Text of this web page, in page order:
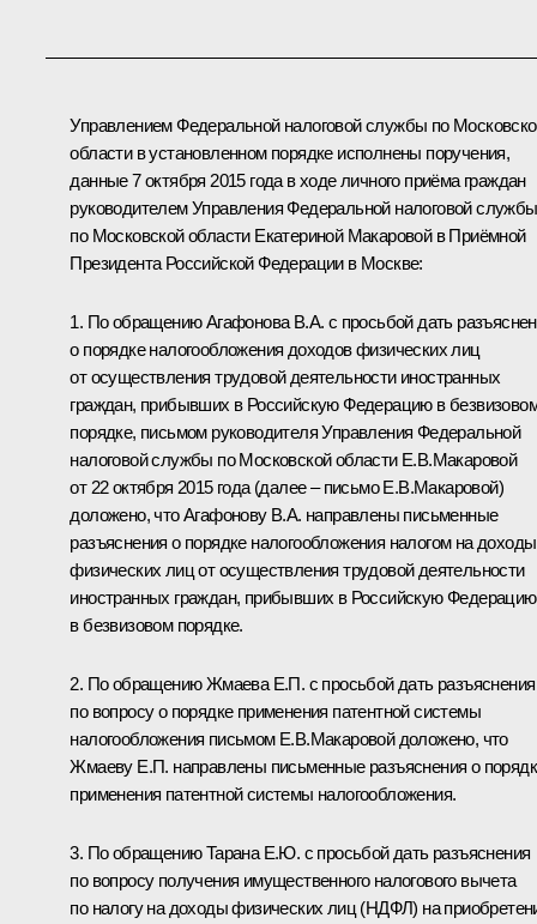
Управлением Федеральной налоговой службы по
области в установленном порядке исполнены поручения,
данные 7 октября 2015 года в ходе личного приёма граждан
руководителем Управления Федеральной налоговой службы
по Московской области Екатериной Макаровой в Приёмной
Президента Российской Федерации в Москве:
1. По обращению Агафонова В.А. с просьбой дать
о порядке налогообложения доходов физических лиц
от осуществления трудовой деятельности иностранных
граждан, прибывших в Российскую Федерацию в
порядке, письмом руководителя Управления Федеральной
налоговой службы по Московской области Е.В.Макаровой
от 22 октября 2015 года (далее – письмо Е.В.Макаровой)
доложено, что Агафонову В.А. направлены письменные
разъяснения о порядке налогообложения налогом на доходы
физических лиц от осуществления трудовой деятельности
иностранных граждан, прибывших в Российскую Федерацию
в безвизовом порядке.
2. По обращению Жмаева Е.П. с просьбой дать разъяснения
по вопросу о порядке применения патентной системы
налогообложения письмом Е.В.Макаровой доложено, что
Жмаеву Е.П. направлены письменные разъяснения о
применения патентной системы налогообложения.
3. По обращению Тарана Е.Ю. с просьбой дать разъяснения
по вопросу получения имущественного налогового вычета
по налогу на доходы физических лиц (НДФЛ) на